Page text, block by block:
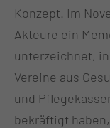
Konzept. Im
Akteure ein
unterzeichnet,
Vereine aus
und
bekräftigt